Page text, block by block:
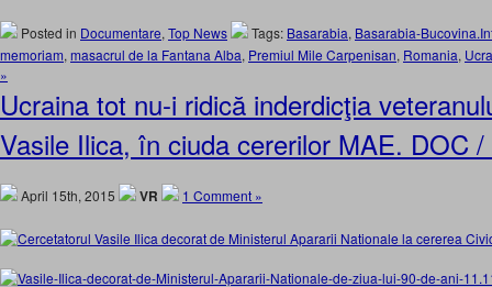
Posted in Documentare, Top News Tags: Basarabia, Basarabia-
memoriam, masacrul de la Fantana Alba, Premiul Mile Carpenisan, Romania,
»
Ucraina tot nu-i ridică inderdicţia
Vasile Ilica, în ciuda cererilor MAE. DOC
April 15th, 2015 VR 1 Comment »